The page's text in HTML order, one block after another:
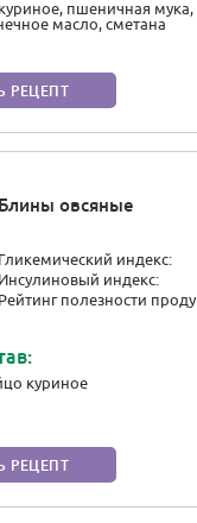
пшеничная
масло, сметана
РЕЦЕПТ
Блины овсяные
Гликемический индекс:
Инсулиновый индекс:
Рейтинг полезности
куриное
РЕЦЕПТ